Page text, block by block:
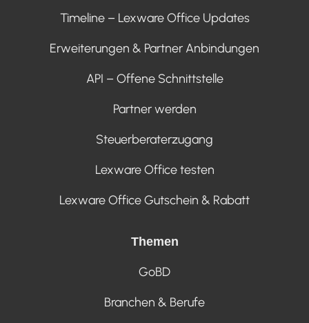
Timeline – Lexware Office Updates
Erweiterungen & Partner Anbindungen
API – Offene Schnittstelle
Partner werden
Steuerberaterzugang
Lexware Office testen
Lexware Office Gutschein & Rabatt
Themen
GoBD
Branchen & Berufe